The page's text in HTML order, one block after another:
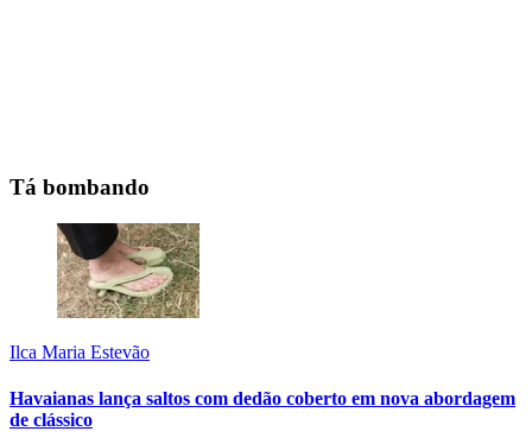
Tá bombando
Ilca Maria Estevão
Havaianas lança saltos com dedão coberto em nova abordagem
de clássico